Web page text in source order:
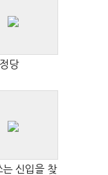
당
는 신입을 찾